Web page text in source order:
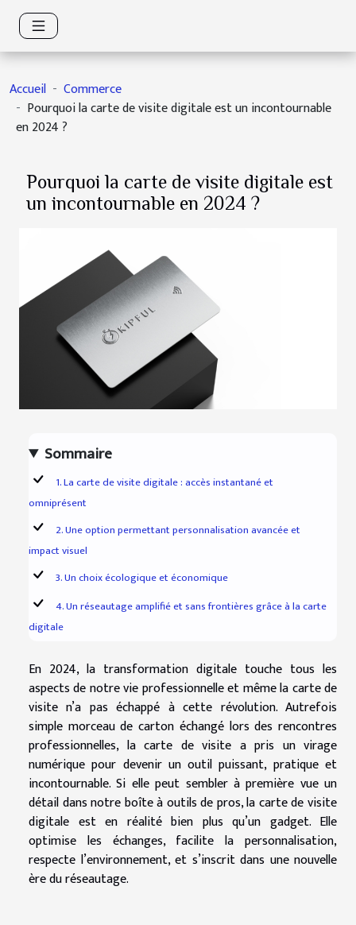
Accueil
Commerce
Pourquoi la carte de visite digitale est un incontournable
en 2024 ?
Pourquoi la carte de visite digitale est
un incontournable en 2024 ?
Sommaire
1. La carte de visite digitale : accès instantané et
omniprésent
2. Une option permettant personnalisation avancée et
impact visuel
3. Un choix écologique et économique
4. Un réseautage amplifié et sans frontières grâce à la carte
digitale
En 2024, la transformation digitale touche tous les
aspects de notre vie professionnelle et même la carte de
visite n’a pas échappé à cette révolution. Autrefois
simple morceau de carton échangé lors des rencontres
professionnelles, la carte de visite a pris un virage
numérique pour devenir un outil puissant, pratique et
incontournable. Si elle peut sembler à première vue un
détail dans notre boîte à outils de pros, la carte de visite
digitale est en réalité bien plus qu’un gadget. Elle
optimise les échanges, facilite la personnalisation,
respecte l’environnement, et s’inscrit dans une nouvelle
ère du réseautage.